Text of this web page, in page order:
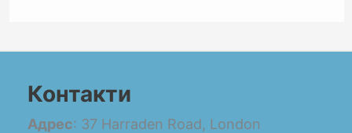
Контакти
Адрес: 37 Harraden Road, London